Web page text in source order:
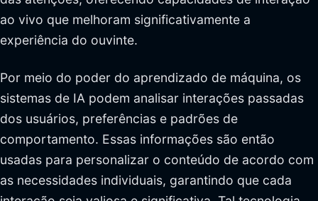
ao vivo que melhoram significativamente a
experiência do ouvinte.
Por meio do poder do aprendizado de máquina, os
sistemas de IA podem analisar interações passadas
dos usuários, preferências e padrões de
comportamento. Essas informações são então
usadas para personalizar o conteúdo de acordo com
as necessidades individuais, garantindo que cada